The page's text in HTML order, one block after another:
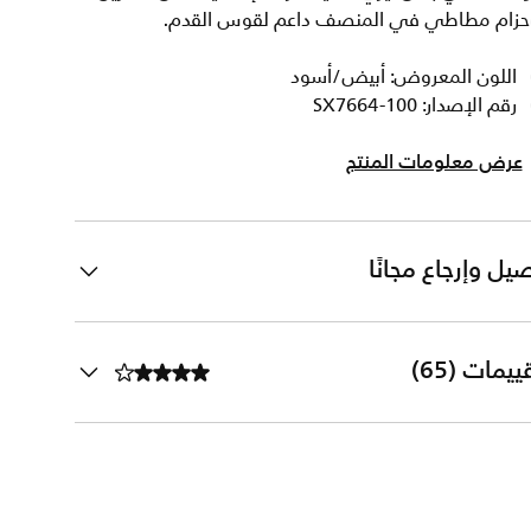
مطاطي في المنصف داعم لقوس القدم.
اللون المعروض: أبيض/أسود
رقم الإصدار: SX7664-100
عرض معلومات المنتج
وإرجاع مجانًا
(65)